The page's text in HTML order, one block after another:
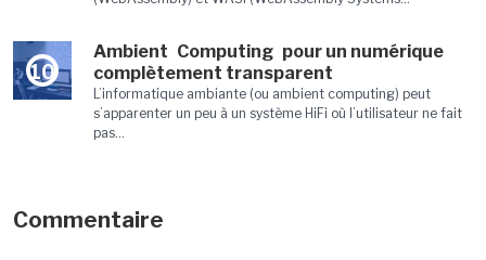
10
Ambient Computing pour un numérique
complètement transparent
L’informatique ambiante (ou ambient computing) peut
s’apparenter un peu à un système HiFi où l’utilisateur ne fait
pas...
Commentaire